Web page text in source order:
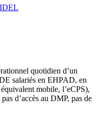
IDEL
quotidien d’un
salariés en EHPAD, en
mobile, l’eCPS),
d’accès au DMP, pas de